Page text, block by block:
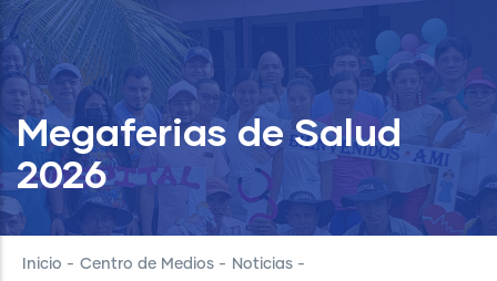
Megaferias de Salud
2026
Inicio - Centro de Medios - Noticias -